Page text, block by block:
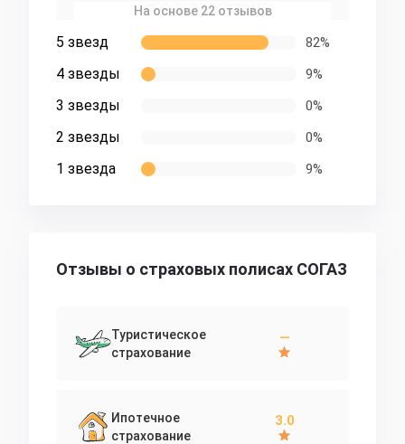
На основе 22 отзывов
5 звезд 82%
4 звезды 9%
3 звезды 0%
2 звезды 0%
1 звезда 9%
Отзывы о страховых полисах СОГАЗ
Туристическое
страхование
—
Ипотечное
страхование
3.0